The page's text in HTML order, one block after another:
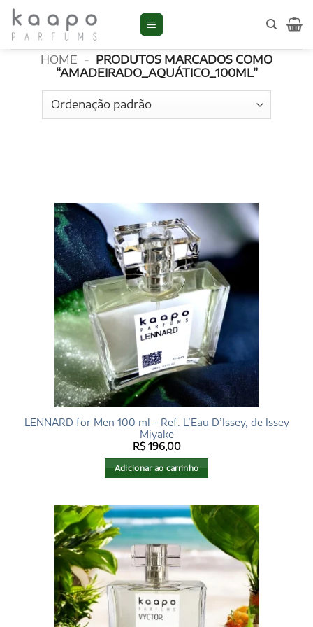
Skip
contentamadeirado_aquático_100ml
HOME - PRODUTOS MARCADOS COMO
“AMADEIRADO_AQUÁTICO_100ML”
LENNARD for Men 100 ml – Ref. L’Eau D’Issey, de Issey
Miyake
R$196,00
Adicionar ao carrinho